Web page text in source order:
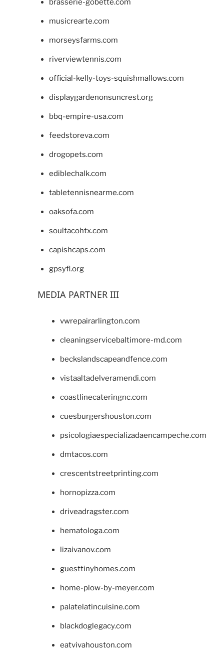
brasserie-gobette.com
musicrearte.com
morseysfarms.com
riverviewtennis.com
official-kelly-toys-squishmallows.com
displaygardenonsuncrest.org
bbq-empire-usa.com
feedstoreva.com
drogopets.com
ediblechalk.com
tabletennisnearme.com
oaksofa.com
soultacohtx.com
capishcaps.com
gpsyfl.org
MEDIA PARTNER III
vwrepairarlington.com
cleaningservicebaltimore-md.com
beckslandscapeandfence.com
vistaaltadelveramendi.com
coastlinecateringnc.com
cuesburgershouston.com
psicologiaespecializadaencampeche.com
dmtacos.com
crescentstreetprinting.com
hornopizza.com
driveadragster.com
hematologa.com
lizaivanov.com
guesttinyhomes.com
home-plow-by-meyer.com
palatelatincuisine.com
blackdoglegacy.com
eatvivahouston.com